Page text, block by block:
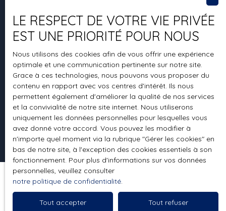
+33 4 42 04 19 59
14 Rue Marius Monnet
13600 La Ciotat
LE RESPECT DE VOTRE VIE PRIVÉE
EST UNE PRIORITÉ POUR NOUS
Nous utilisons des cookies afin de vous offrir une expérience
optimale et une communication pertinente sur notre site.
Grace à ces technologies, nous pouvons vous proposer du
contenu en rapport avec vos centres d'intérêt. Ils nous
permettent également d'améliorer la qualité de nos services
et la convivialité de notre site internet. Nous utiliserons
uniquement les données personnelles pour lesquelles vous
avez donné votre accord. Vous pouvez les modifier à
n'importe quel moment via la rubrique ″Gérer les cookies″ en
bas de notre site, à l'exception des cookies essentiels à son
fonctionnement. Pour plus d'informations sur vos données
personnelles, veuillez consulter
notre politique de confidentialité.
Tout accepter Tout refuser